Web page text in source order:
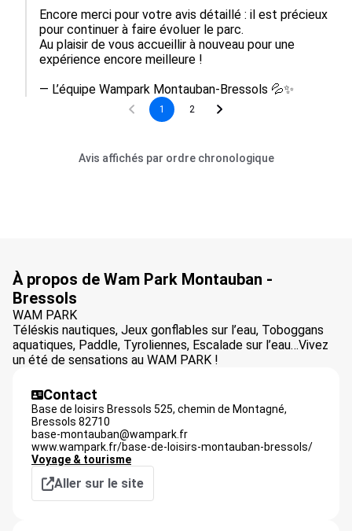
Encore merci pour votre avis détaillé : il est précieux
pour continuer à faire évoluer le parc.
Au plaisir de vous accueillir à nouveau pour une
expérience encore meilleure !
— L’équipe Wampark Montauban-Bressols 💦✨
1 2
Avis affichés par ordre chronologique
À propos de Wam Park Montauban -
Bressols
WAM PARK
Téléskis nautiques, Jeux gonflables sur l’eau, Toboggans
aquatiques, Paddle, Tyroliennes, Escalade sur l’eau…Vivez
un été de sensations au WAM PARK !
Contact
Base de loisirs Bressols 525, chemin de Montagné,
Bressols 82710
base-montauban@wampark.fr
www.wampark.fr/base-de-loisirs-montauban-bressols/
Voyage & tourisme
Aller sur le site